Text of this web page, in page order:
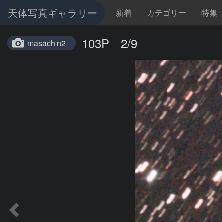
天体写真ギャラリー 新着 カテゴリー 特集
masachin2 103P 2/9